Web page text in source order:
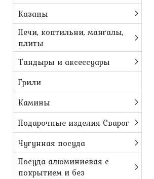
Казаны
Печи, коптильни, мангалы,
плиты
Тандыры и аксессуары
Грили
Камины
Подарочные изделия Сварог
Чугунная посуда
Посуда алюминиевая с
покрытием и без